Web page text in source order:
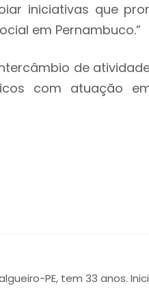
iniciativas que
em Pernambuco.”
de
com atuação
PE, tem 33 anos.